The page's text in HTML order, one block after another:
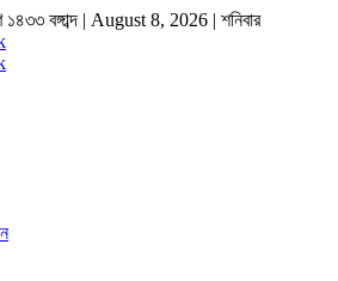
১৪৩৩ বঙ্গাব্দ | August 8, 2026 | শনিবার